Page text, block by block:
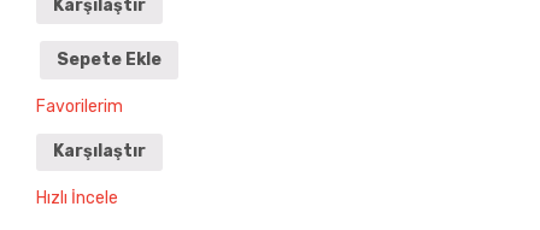
Karşılaştır
Sepete Ekle
Favorilerim
Karşılaştır
Hızlı İncele